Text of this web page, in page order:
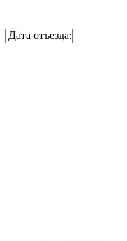
Дата отъезда: